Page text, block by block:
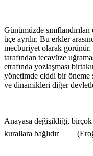
Günümüzde
üçe ayrılır. Bu erkler
mecburiyet olarak görünür.
tarafından tecavüze
etrafında yozlaşması
yönetimde ciddi bir
ve dinamikleri diğer
Anayasa değişikliği, birçok
kurallara bağlıdır